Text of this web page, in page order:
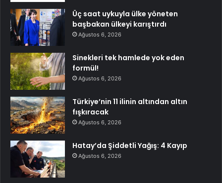
Üç saat uykuyla ülke yöneten
başbakan ülkeyi karıştırdı
Ağustos 6, 2026
Sinekleri tek hamlede yok eden
formül!
Ağustos 6, 2026
Türkiye’nin 11 ilinin altından altın
fışkıracak
Ağustos 6, 2026
Hatay’da Şiddetli Yağış: 4 Kayıp
Ağustos 6, 2026